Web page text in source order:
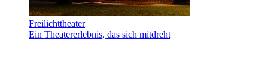
Freilichttheater
Ein Theatererlebnis, das sich mitdreht